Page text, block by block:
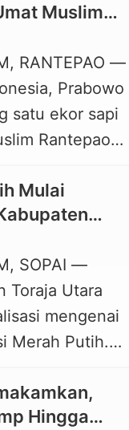
dan atlet-atlet
Games
pada
Jersey dan
Indonesia
[…]
Muslim
RANTEPAO —
Prabowo
satu ekor sapi
Rantepao
926
Masjid Raya
Juni 2025
Rantepao,
Didampingi […]
Mulai
SOPAI —
Toraja Utara
mengenai
Merah Putih.
Presiden
Koperasi
Hingga